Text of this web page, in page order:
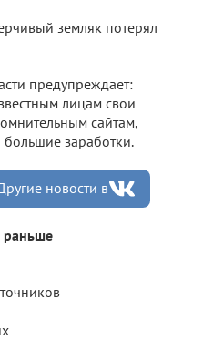
земляк потерял
предупреждает:
лицам свои
сайтам,
заработки.
новости в
раньше